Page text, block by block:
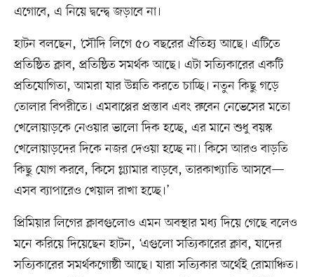
এগোবে, এ নিয়ে দ্বন্দ্বে জড়াবে না।
হাটন বলছেন, ‘সৌদি লিগে ৫০ বছরের ঐতিহ্য আছে। এটিতে
প্রতিষ্ঠিত ক্লাব, প্রতিষ্ঠিত সমর্থক আছে। এটা সত্যিকারের একটি
প্রতিযোগিতা, আমরা যার উন্নতি করতে চাচ্ছি। নতুন কিছু গড়ে
তোলার বিপরীতে। এমবাপ্পের প্রস্তাব এবং রুবেন নেভেসের মতো
খেলোয়াড়কে নেওয়ার ভালো দিক হচ্ছে, এর মানে শুধু বয়স্ক
খেলোয়াড়দের দিকে নজর দেওয়া হচ্ছে না। কিসে আরও বাড়তি
কিছু যোগ করবে, কিসে গ্ল্যামার বাড়বে, তারকাখ্যাতি আসবে—
এসব ব্যাপারেও খেয়াল রাখা হচ্ছে।’
প্রিমিয়ার লিগের ক্লাবগুলোও এমন অবস্থার মধ্য দিয়ে গেছে বলেও
মনে করিয়ে দিয়েছেন হাটন, ‘এগুলো সত্যিকারের ক্লাব, যাদের
সত্যিকারের সমর্থকগোষ্ঠী আছে। যারা সত্যিকার অর্থেই রোমাঞ্চিত।